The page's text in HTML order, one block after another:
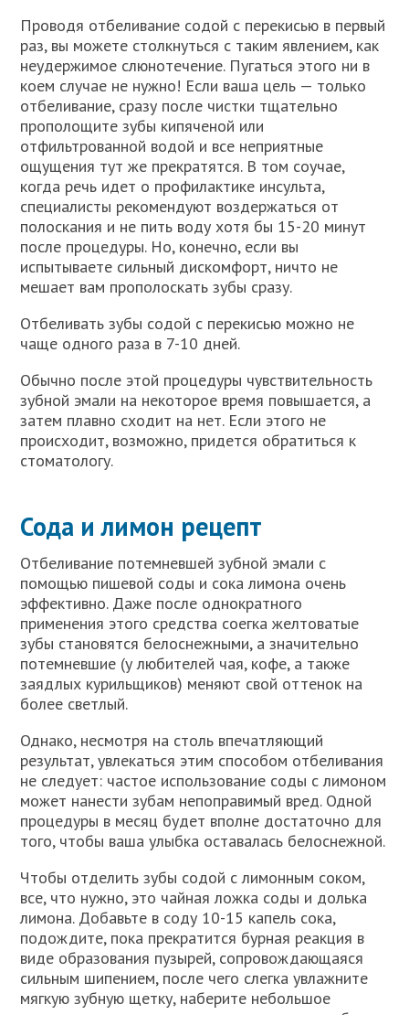
Проводя отбеливание содой с перекисью в первый
раз, вы можете столкнуться с таким явлением, как
неудержимое слюнотечение. Пугаться этого ни в
коем случае не нужно! Если ваша цель — только
отбеливание, сразу после чистки тщательно
прополощите зубы кипяченой или
отфильтрованной водой и все неприятные
ощущения тут же прекратятся. В том соучае,
когда речь идет о профилактике инсульта,
специалисты рекомендуют воздержаться от
полоскания и не пить воду хотя бы 15-20 минут
после процедуры. Но, конечно, если вы
испытываете сильный дискомфорт, ничто не
мешает вам прополоскать зубы сразу.
Отбеливать зубы содой с перекисью можно не
чаще одного раза в 7-10 дней.
Обычно после этой процедуры чувствительность
зубной эмали на некоторое время повышается, а
затем плавно сходит на нет. Если этого не
происходит, возможно, придется обратиться к
стоматологу.
Сода и лимон рецепт
Отбеливание потемневшей зубной эмали с
помощью пишевой соды и сока лимона очень
эффективно. Даже после однократного
применения этого средства соегка желтоватые
зубы становятся белоснежными, а значительно
потемневшие (у любителей чая, кофе, а также
заядлых курильщиков) меняют свой оттенок на
более светлый.
Однако, несмотря на столь впечатляющий
результат, увлекаться этим способом отбеливания
не следует: частое использование соды с лимоном
может нанести зубам непоправимый вред. Одной
процедуры в месяц будет вполне достаточно для
того, чтобы ваша улыбка оставалась белоснежной.
Чтобы отделить зубы содой с лимонным соком,
все, что нужно, это чайная ложка соды и долька
лимона. Добавьте в соду 10-15 капель сока,
подождите, пока прекратится бурная реакция в
виде образования пузырей, сопровождающаяся
сильным шипением, после чего слегка увлажните
мягкую зубную щетку, наберите небольшое